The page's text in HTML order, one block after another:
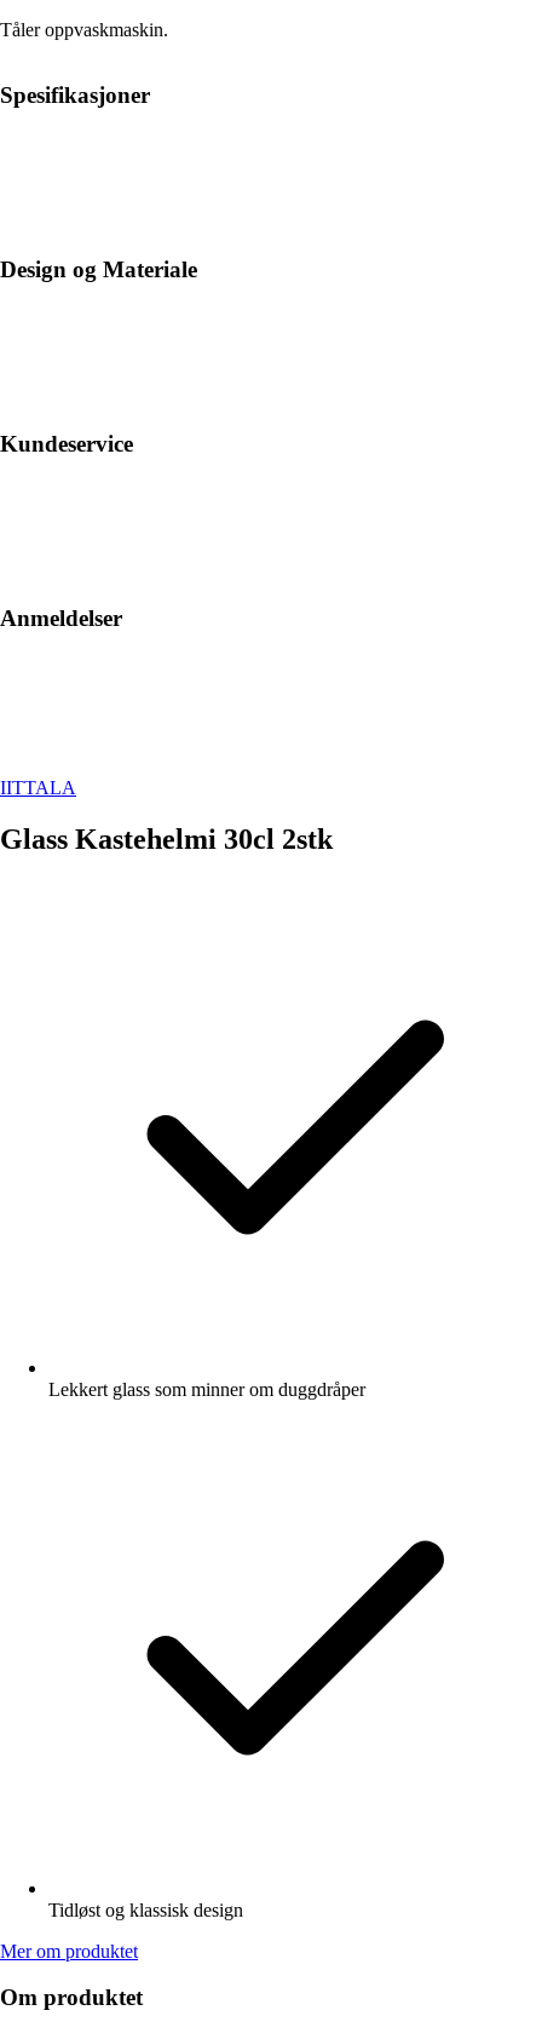
Tåler oppvaskmaskin.
Spesifikasjoner
Design og Materiale
Kundeservice
Anmeldelser
IITTALA
Glass Kastehelmi 30cl 2stk
Lekkert glass som minner om duggdråper
Tidløst og klassisk design
Mer om produktet
Om produktet